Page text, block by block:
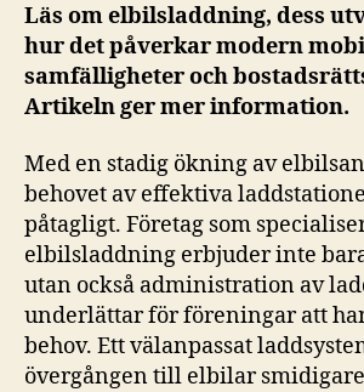
Läs om elbilsladdning, dess
hur det påverkar modern
samfälligheter och
Artikeln ger mer information.
Med en stadig ökning av
behovet av effektiva
påtagligt. Företag som
elbilsladdning erbjuder inte
utan också administration av
underlättar för föreningar att
behov. Ett välanpassat
övergången till elbilar